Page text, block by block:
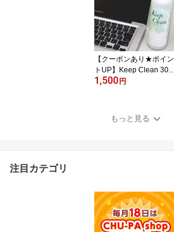
外し可能 洗える コンパ
クト アルミ蒸着 ギフト
プレゼント
【クーポンあり★ポイン
トUP】Keep Clean 300
mL 1本 掃除用 静電気防
防止効果でほこりがつき
にくいモニター シュレッ
1,500円
もっと見る
注目カテゴリ